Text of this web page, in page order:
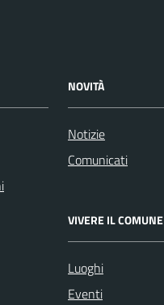
NOVITÀ
Notizie
Comunicati
VIVERE IL COMUNE
Luoghi
Eventi